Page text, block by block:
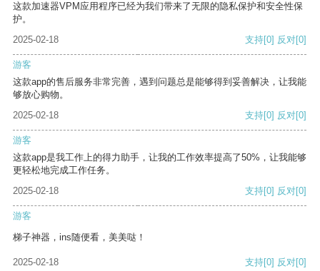
这款加速器VPM应用程序已经为我们带来了无限的隐私保护和安全性保
护。
2025-02-18
支持[0] 反对[0]
游客
这款app的售后服务非常完善，遇到问题总是能够得到妥善解决，让我能
够放心购物。
2025-02-18
支持[0] 反对[0]
游客
这款app是我工作上的得力助手，让我的工作效率提高了50%，让我能够
更轻松地完成工作任务。
2025-02-18
支持[0] 反对[0]
游客
梯子神器，ins随便看，美美哒！
2025-02-18 支持[0] 反对[0]